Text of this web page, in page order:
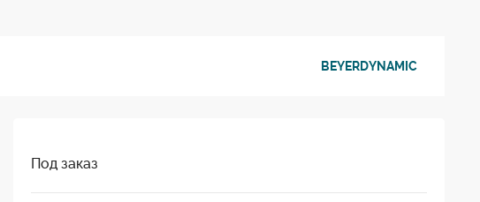
BEYERDYNAMIC
Под заказ